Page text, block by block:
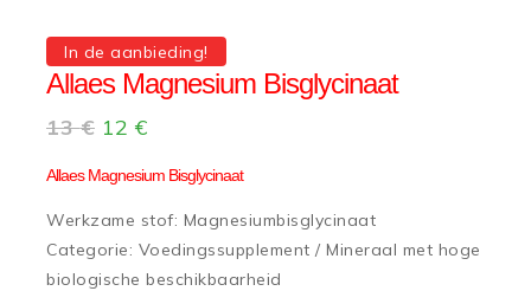
In de aanbieding!
Allaes Magnesium Bisglycinaat
13€ 12 €
Allaes Magnesium Bisglycinaat
Werkzame stof: Magnesiumbisglycinaat
Categorie: Voedingssupplement / Mineraal met hoge
biologische beschikbaarheid